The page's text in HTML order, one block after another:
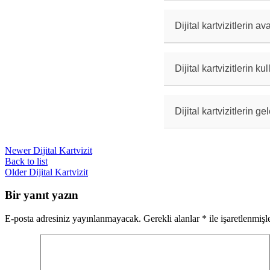
kullanabilirsiniz.
Dijital kartvizitlerin
bırakması gibi
Dijital kartvizitlerin
Dijital kartvizitlerin
Newer Dijital Kartvizit
Back to list
Older Dijital Kartvizit
Bir yanıt yazın
E-posta adresiniz yayınlanmayacak. Gerekli alanlar * ile